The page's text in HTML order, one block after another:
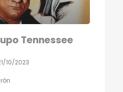
Tennessee
10/2023